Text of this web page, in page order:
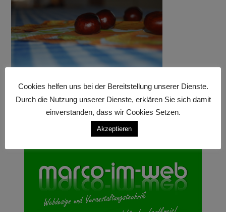
Cookies helfen uns bei der Bereitstellung unserer Dienste.
Durch die Nutzung unserer Dienste, erklären Sie sich damit
einverstanden, dass wir Cookies Setzen.
Akzeptieren